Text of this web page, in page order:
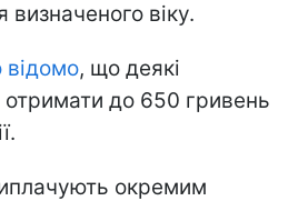
визначеного віку.
, що деякі
отримати до 650 гривень
окремим